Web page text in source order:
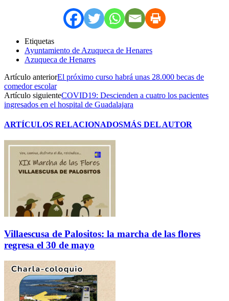
Etiquetas
Ayuntamiento de Azuqueca de Henares
Azuqueca de Henares
Artículo anteriorEl próximo curso habrá unas 28.000 becas de
comedor escolar
Artículo siguienteCOVID19: Descienden a cuatro los pacientes
ingresados en el hospital de Guadalajara
ARTÍCULOS RELACIONADOSMÁS DEL AUTOR
Villaescusa de Palositos: la marcha de las flores
regresa el 30 de mayo